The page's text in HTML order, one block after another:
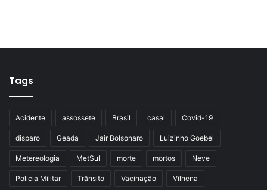
Tags
Acidente assossete Brasil casal Covid-19
disparo Geada Jair Bolsonaro Luizinho Goebel
Metereologia MetSul morte mortos Neve
Policia Militar Trânsito Vacinação Vilhena